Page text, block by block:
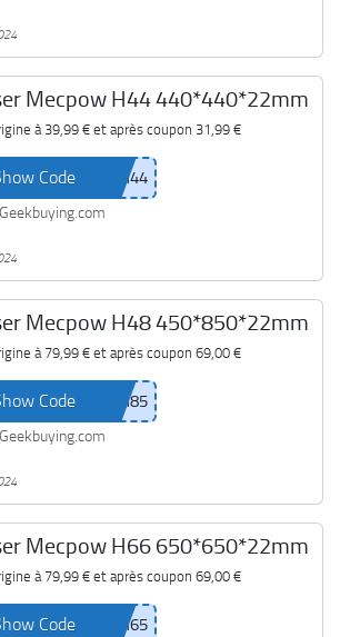
Mecpow H44 440*440*22mm
à 39,99 €et après coupon 31,99 €
Code
Geekbuying.com
Mecpow H48 450*850*22mm
à 79,99 €et après coupon 69,00 €
Code
Geekbuying.com
Mecpow H66 650*650*22mm
à 79,99 €et après coupon 69,00 €
Code